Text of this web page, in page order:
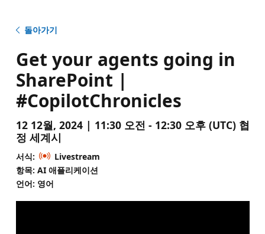
돌아가기
Get your agents going in
SharePoint |
#CopilotChronicles
12 12월, 2024 | 11:30 오전 - 12:30 오후 (UTC) 협
정 세계시
서식:
Livestream
항목: AI 애플리케이션
언어: 영어